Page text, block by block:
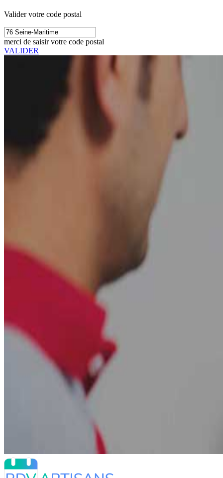
Valider votre code postal
merci de saisir votre code postal
VALIDER